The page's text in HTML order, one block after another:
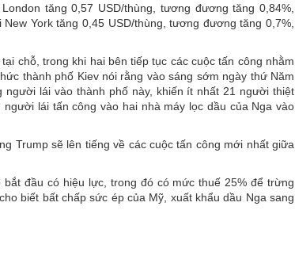
tăng 0,57 USD/thùng, tương đương tăng 0,84%,
York tăng 0,45 USD/thùng, tương đương tăng 0,7%,
chỗ, trong khi hai bên tiếp tục các cuộc tấn công nhằm
thành phố Kiev nói rằng vào sáng sớm ngày thứ Năm
lái vào thành phố này, khiến ít nhất 21 người thiệt
lái tấn công vào hai nhà máy lọc dầu của Nga vào
Trump sẽ lên tiếng về các cuộc tấn công mới nhất giữa
đầu có hiệu lực, trong đó có mức thuế 25% để trừng
biết bất chấp sức ép của Mỹ, xuất khẩu dầu Nga sang